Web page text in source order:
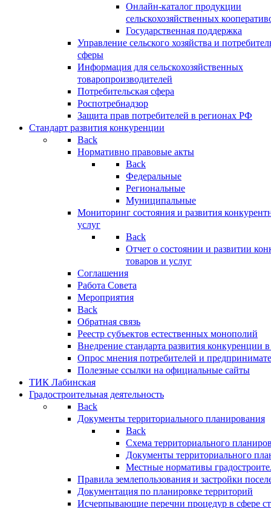
Онлайн-каталог продукции
сельскохозяйственных
Государственная поддержка
Управление сельского хозяйства и
сферы
Информация для сельскохозяйственных
товаропроизводителей
Потребительская сфера
Роспотребнадзор
Защита прав потребителей в регионах РФ
Стандарт развития конкуренции
Back
Нормативно правовые акты
Back
Федеральные
Региональные
Муниципальные
Мониторинг состояния и развития
услуг
Back
Отчет о состоянии и развитии
товаров и услуг
Соглашения
Работа Совета
Мероприятия
Back
Обратная связь
Реестр субъектов естественных монополий
Внедрение стандарта развития конкуренции
Опрос мнения потребителей и
Полезные ссылки на официальные сайты
ТИК Лабинская
Градостроительная деятельность
Back
Документы территориального планирования
Back
Схема территориального
Документы территориального
Местные нормативы
Правила землепользования и застройки
Документация по планировке территорий
Исчерпывающие перечни процедур в сфере